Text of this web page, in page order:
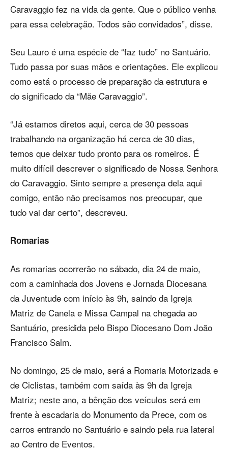
Caravaggio fez na vida da gente. Que o público venha
para essa celebração. Todos são convidados”, disse.
Seu Lauro é uma espécie de “faz tudo” no Santuário.
Tudo passa por suas mãos e orientações. Ele explicou
como está o processo de preparação da estrutura e
do significado da “Mãe Caravaggio”.
“Já estamos diretos aqui, cerca de 30 pessoas
trabalhando na organização há cerca de 30 dias,
temos que deixar tudo pronto para os romeiros. É
muito difícil descrever o significado de Nossa Senhora
do Caravaggio. Sinto sempre a presença dela aqui
comigo, então não precisamos nos preocupar, que
tudo vai dar certo”, descreveu.
Romarias
As romarias ocorrerão no sábado, dia 24 de maio,
com a caminhada dos Jovens e Jornada Diocesana
da Juventude com início às 9h, saindo da Igreja
Matriz de Canela e Missa Campal na chegada ao
Santuário, presidida pelo Bispo Diocesano Dom João
Francisco Salm.
No domingo, 25 de maio, será a Romaria Motorizada e
de Ciclistas, também com saída às 9h da Igreja
Matriz; neste ano, a bênção dos veículos será em
frente à escadaria do Monumento da Prece, com os
carros entrando no Santuário e saindo pela rua lateral
ao Centro de Eventos.